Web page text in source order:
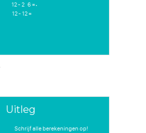
- 2 6 =
- 12 =
⋅
Uitleg
alle berekeningen op!